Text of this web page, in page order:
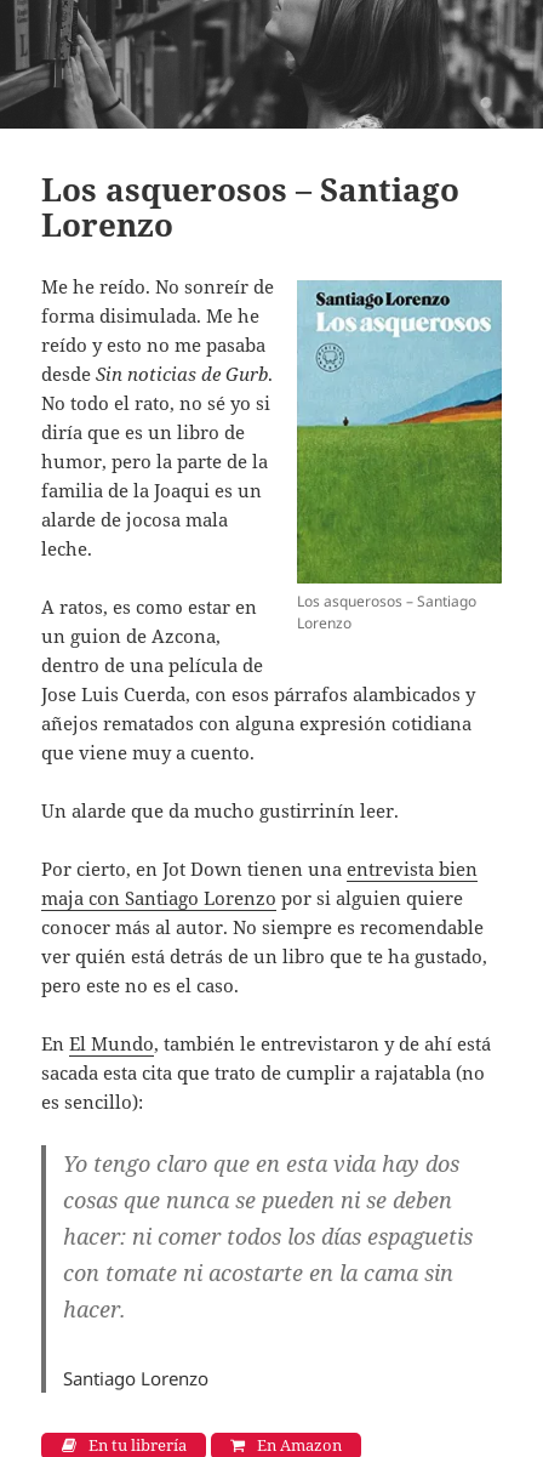
Los asquerosos – Santiago
Lorenzo
Los asquerosos – Santiago
Lorenzo
Me he reído. No sonreír de
forma disimulada. Me he
reído y esto no me pasaba
desdeSin noticias de Gurb.
No todo el rato, no sé yo si
diría que es un libro de
humor, pero la parte de la
familia de la Joaqui es un
alarde de jocosa mala
leche.
A ratos, es como estar en
un guion de Azcona,
dentro de una película de
Jose Luis Cuerda, con esos párrafos alambicados y
añejos rematados con alguna expresión cotidiana
que viene muy a cuento.
Un alarde que da mucho gustirrinín leer.
Por cierto, en Jot Down tienen unaentrevista bien
maja con Santiago Lorenzo por si alguien quiere
conocer más al autor. No siempre es recomendable
ver quién está detrás de un libro que te ha gustado,
pero este no es el caso.
EnEl Mundo, también le entrevistaron y de ahí está
sacada esta cita que trato de cumplir a rajatabla (no
es sencillo):
Yo tengo claro que en esta vida hay dos
cosas que nunca se pueden ni se deben
hacer: ni comer todos los días espaguetis
con tomate ni acostarte en la cama sin
hacer.
Santiago Lorenzo
En tu librería En Amazon